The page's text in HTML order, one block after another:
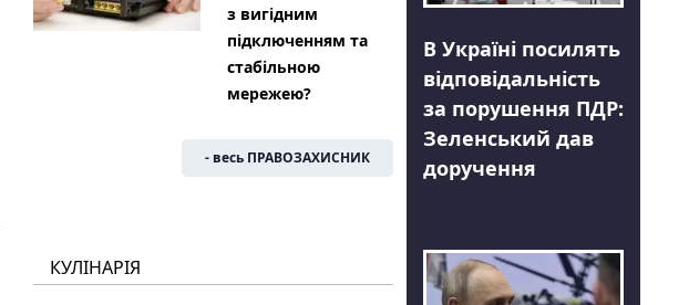
з вигідним
підключенням та
стабільною
мережею?
- весь ПРАВОЗАХИСНИК
КУЛІНАРІЯ
В Україні посилять
відповідальність
за порушення ПДР:
Зеленський дав
доручення